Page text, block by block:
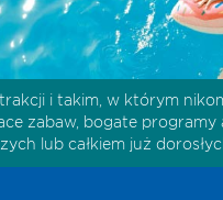
i takim, w którym
zabaw, bogate
lub całkiem już